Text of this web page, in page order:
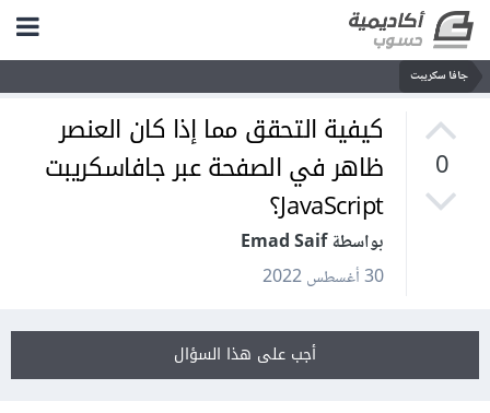
جافا سكريبت
0
كيفية التحقق مما إذا كان العنصر
ظاهر في الصفحة عبر جافاسكريبت
JavaScript؟
بواسطة Emad Saif
30 أغسطس 2022
أجب على هذا السؤال